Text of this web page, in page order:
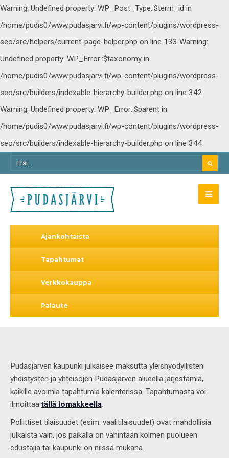
Warning: Undefined property: WP_Post_Type::$term_id in
/home/pudis0/www.pudasjarvi.fi/wp-content/plugins/wordpress-
seo/src/helpers/current-page-helper.php on line 133 Warning:
Undefined property: WP_Error::$taxonomy in
/home/pudis0/www.pudasjarvi.fi/wp-content/plugins/wordpress-
seo/src/builders/indexable-hierarchy-builder.php on line 342
Warning: Undefined property: WP_Error::$parent in
/home/pudis0/www.pudasjarvi.fi/wp-content/plugins/wordpress-
seo/src/builders/indexable-hierarchy-builder.php on line 344
Ajankohtaista
Tapahtumat
Verkkokauppa
Palaute
Pudasjärven kaupunki julkaisee maksutta yleishyödyllisten
yhdistysten ja yhteisöjen Pudasjärven alueella järjestämiä,
kaikille avoimia tapahtumia kalenterissa. Tapahtumasta voi
ilmoittaatällä lomakkeella.
Poliittiset tilaisuudet (esim. vaalitilaisuudet) ovat mahdollisia
julkaista vain, jos paikalla on vähintään kolmen puolueen
edustajia tai kaupunki on niissä mukana.